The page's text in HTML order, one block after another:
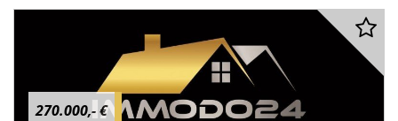
270.000,- €